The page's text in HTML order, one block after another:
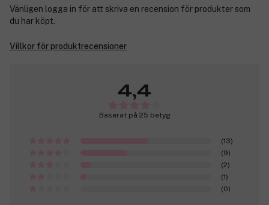
Vänligen logga in för att skriva en recension för produkter som
du har köpt.
Villkor för produktrecensioner
4,4
Baserat på 25 betyg
(13)
(9)
(2)
(1)
(0)